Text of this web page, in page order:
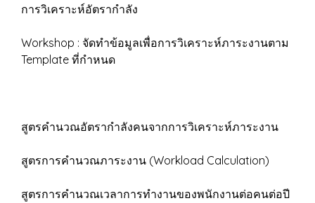
การวิเคราะห์อัตรากำลัง
Workshop : จัดทำข้อมูลเพื่อการวิเคราะห์ภาระงานตาม
Template ที่กำหนด
สูตรคำนวณอัตรากำลังคนจากการวิเคราะห์ภาระงาน
สูตรการคำนวณภาระงาน (Workload Calculation)
สูตรการคำนวณเวลาการทำงานของพนักงานต่อคนต่อปี